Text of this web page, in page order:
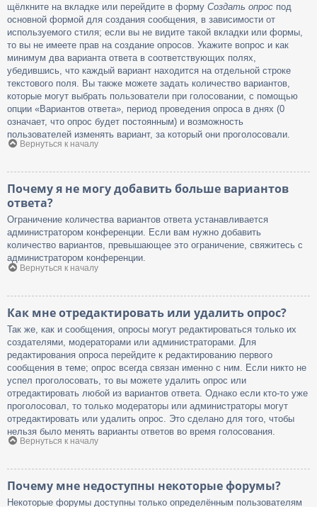
щёлкните на вкладке или перейдите в форму Создать опрос под
основной формой для создания сообщения, в зависимости от
используемого стиля; если вы не видите такой вкладки или формы,
то вы не имеете прав на создание опросов. Укажите вопрос и как
минимум два варианта ответа в соответствующих полях,
убедившись, что каждый вариант находится на отдельной строке
текстового поля. Вы также можете задать количество вариантов,
которые могут выбрать пользователи при голосовании, с помощью
опции «Вариантов ответа», период проведения опроса в днях (0
означает, что опрос будет постоянным) и возможность
пользователей изменять вариант, за который они проголосовали.
Вернуться к началу
Почему я не могу добавить больше вариантов
ответа?
Ограничение количества вариантов ответа устанавливается
администратором конференции. Если вам нужно добавить
количество вариантов, превышающее это ограничение, свяжитесь с
администратором конференции.
Вернуться к началу
Как мне отредактировать или удалить опрос?
Так же, как и сообщения, опросы могут редактироваться только их
создателями, модераторами или администраторами. Для
редактирования опроса перейдите к редактированию первого
сообщения в теме; опрос всегда связан именно с ним. Если никто не
успел проголосовать, то вы можете удалить опрос или
отредактировать любой из вариантов ответа. Однако если кто-то уже
проголосовал, то только модераторы или администраторы могут
отредактировать или удалить опрос. Это сделано для того, чтобы
нельзя было менять варианты ответов во время голосования.
Вернуться к началу
Почему мне недоступны некоторые форумы?
Некоторые форумы доступны только определённым пользователям